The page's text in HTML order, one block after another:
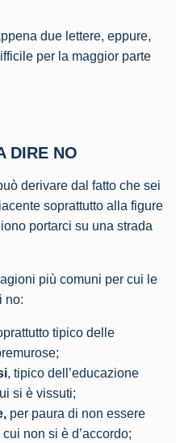
due lettere, eppure,
per la maggior parte
DIRE NO
derivare dal fatto che sei
soprattutto alla figure
portarci su una strada
più comuni per cui le
no:
tipico delle
, tipico dell’educazione
si è vissuti;
, per paura di non essere
non si è d’accordo;